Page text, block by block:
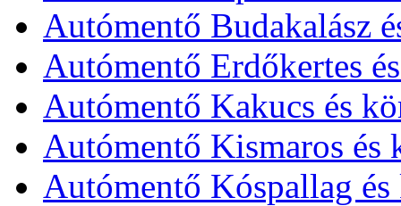
Autómentő Budakalász
Autómentő Erdőkertes
Autómentő Kakucs és
Autómentő Kismaros és
Autómentő Kóspallag